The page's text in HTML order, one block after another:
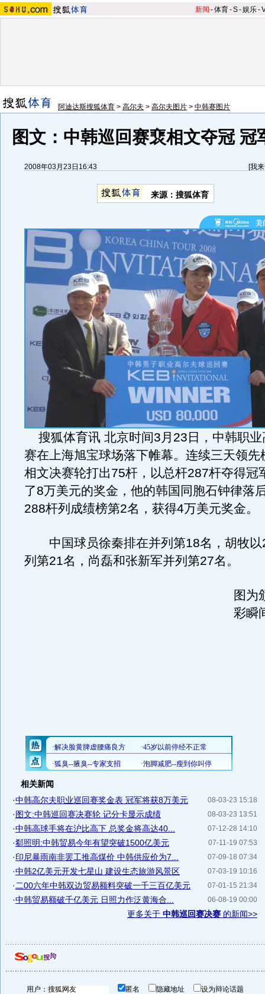
新闻 -体育-S-娱乐-
阿迪达斯搜狐体育 > 高尔夫 > 高尔夫图片 > 中韩赛图片
图文：中韩巡回赛裵相文夺冠 冠
2008年03月23日16:43 [我
来源：搜狐体育
搜狐体育讯 北京时间3月23日，中韩职业
赛在上海旭宝球场落下帷幕。连续三天领先
相文决赛轮打出75杆，以总杆287杆夺得冠
了8万美元的奖金，他的韩国同胞石钟律落
288杆列成绩榜第2名，获得4万美元奖金。
中国球员徐秦排在并列第18名，胡牧以
列第21名，尚磊和张新军并列第27名。
图为
彩瞬
相关新闻
08-03-23 15:18
·中韩高尔夫职业巡回赛奖金表 冠军将获8万美元
08-03-23 13:51
·图文:中韩巡回赛决赛轮 记分卡显示成绩
07-12-28 14:10
·中韩高球手将在沪比高下 总奖金将高达40...
07-11-19 07:53
·郗照明:中韩贸易今年有望突破1500亿美元
07-09-18 07:34
·印尼暴雨南非罢工推高煤价 中韩供应价为7...
07-03-19 10:16
·中韩2亿美元开发七星山 建设生态旅游风景区
07-01-15 21:34
· 二00六年中韩双边贸易额料突破一千三百亿美元
06-08-19 00:00
·中韩贸易额破千亿美元 日照力作泛黄海合...
更多关于 中韩巡回赛决赛 的新闻>>
用户： 匿名 隐藏地址 设为辩论话题